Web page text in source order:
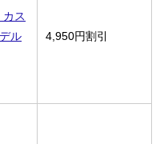
ス
ル
4,950円割引